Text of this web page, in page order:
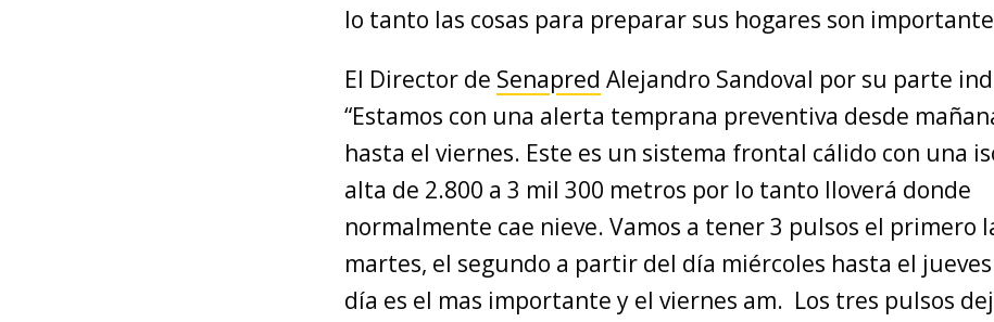
lo tanto las cosas para preparar sus hogares son
El Director de Senapred Alejandro Sandoval por su parte
“Estamos con una alerta temprana preventiva desde
hasta el viernes. Este es un sistema frontal cálido con una
alta de 2.800 a 3 mil 300 metros por lo tanto lloverá donde
normalmente cae nieve. Vamos a tener 3 pulsos el primero
martes, el segundo a partir del día miércoles hasta el
día es el mas importante y el viernes am. Los tres pulsos